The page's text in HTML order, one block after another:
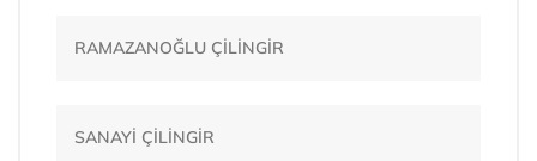
RAMAZANOĞLU ÇİLİNGİR
SANAYİ ÇİLİNGİR